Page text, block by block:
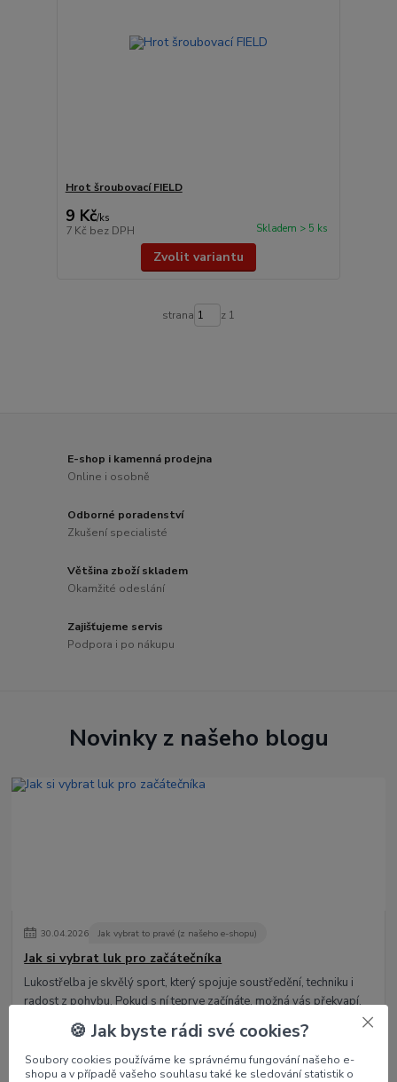
Hrot šroubovací FIELD
9 Kč/ks
7 Kč bez DPH Skladem > 5 ks
Zvolit variantu
strana z 1
E-shop i kamenná prodejna
Online i osobně
Odborné poradenství
Zkušení specialisté
Většina zboží skladem
Okamžité odeslání
Zajišťujeme servis
Podpora i po nákupu
Novinky z našeho blogu
30.04.2026 Jak vybrat to pravé (z našeho e-shopu)
Jak si vybrat luk pro začátečníka
Lukostřelba je skvělý sport, který spojuje soustředění, techniku i
radost z pohybu. Pokud s ní teprve začínáte, možná vás překvapí,
kolik různých typů...
🍪 Jak byste rádi své cookies?
Soubory cookies používáme ke správnému fungování našeho e-
shopu a v případě vašeho souhlasu také ke sledování statistik o